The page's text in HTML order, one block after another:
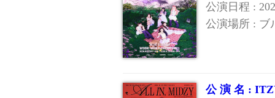
公演日程 :
公演場所 : ブ
公 演 名 :